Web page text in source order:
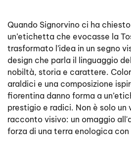
Quando Signorvino ci ha
un’etichetta che evocasse la
trasformato l’idea in un segno
design che parla il linguaggio
nobiltà, storia e carattere.
araldici e una composizione
fiorentina danno forma a
prestigio e radici. Non è solo un
racconto visivo: un omaggio
forza di una terra enologica